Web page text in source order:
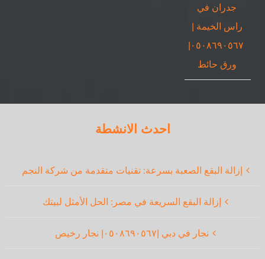
جدران في
راس الخيمة |
٠٥٠٨٦٩٠٥٦٧|
ورق حائط
احدث الانشطة
إزالة البقع الصعبة بسرعة: تقنيات متقدمة من شركة النجم
إزالة البقع السريعة في مصر: الحل الأمثل لبيتك
نجار في دبي |٠٥٠٨٦٩٠٥٦٧| نجار رخيص